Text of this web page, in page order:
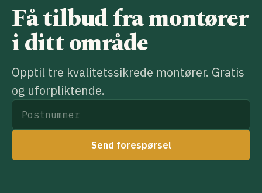
Få tilbud fra montører
i ditt område
Opptil tre kvalitetssikrede montører. Gratis
og uforpliktende.
Send forespørsel